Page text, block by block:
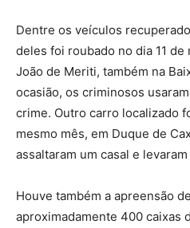
Dentre os veículos
deles foi roubado no dia 11 de
João de Meriti, também na
ocasião, os criminosos
crime. Outro carro localizado
mesmo mês, em Duque de
assaltaram um casal e
Houve também a apreensão
aproximadamente 400 caixas